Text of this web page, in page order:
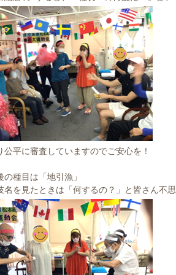
公平に審査していますのでご安心を！
の種目は「地引漁」
名を見たときは「何するの？」と皆さん不思